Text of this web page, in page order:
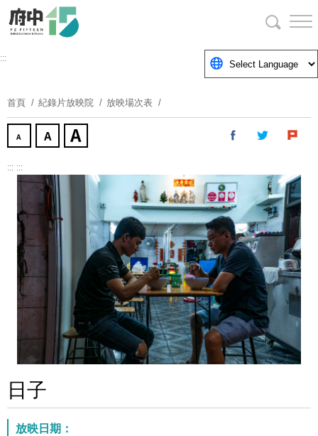
要
塊
:::
首頁 紀錄片放映院 放映場次表
::: :::
日子
放映日期：